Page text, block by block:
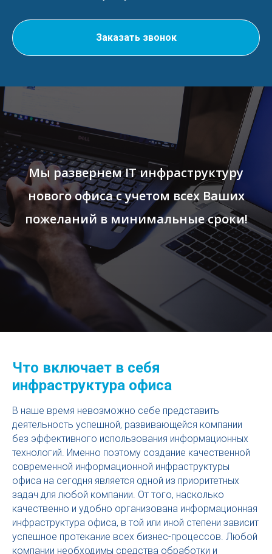
Заказать звонок
Мы развернем IT инфраструктуру
нового офиса с учетом всех Ваших
пожеланий в минимальные сроки!
Что включает в себя
инфраструктура офиса
В наше время невозможно себе представить
деятельность успешной, развивающейся компании
без эффективного использования информационных
технологий. Именно поэтому создание качественной
современной информационной инфраструктуры
офиса на сегодня является одной из приоритетных
задач для любой компании. От того, насколько
качественно и удобно организована информационная
инфраструктура офиса, в той или иной степени зависит
успешное протекание всех бизнес-процессов. Любой
компании необходимы средства обработки и